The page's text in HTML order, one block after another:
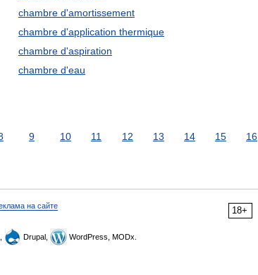
chambre d'amortissement
chambre d'application thermique
chambre d'aspiration
chambre d'eau
9 10 11 12 13 14 15
16
18+
на сайте
Drupal, WordPress, MODx.